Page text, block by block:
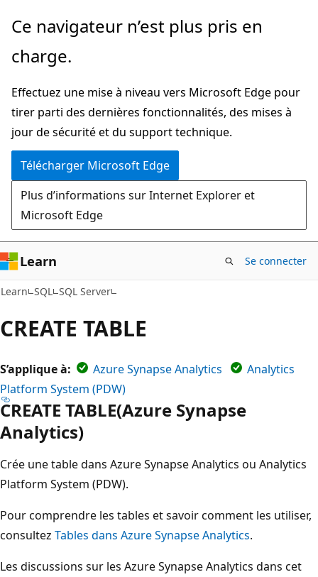
Passer
directement
au
principal
Ce navigateur n’est plus pris en
charge.
Effectuez une mise à niveau vers Microsoft Edge pour
tirer parti des dernières fonctionnalités, des mises à
jour de sécurité et du support technique.
Télécharger Microsoft Edge
Plus d’informations sur Internet Explorer et
Microsoft Edge
Learn Se connecter
Learn SQL SQL Server
CREATE TABLE
S’applique à: Azure Synapse Analytics
Analytics
Platform System (PDW)
CREATE TABLE(Azure Synapse
Analytics)
Crée une table dans Azure Synapse Analytics ou Analytics
Platform System (PDW).
Pour comprendre les tables et savoir comment les utiliser,
consultez Tables dans Azure Synapse Analytics.
Les discussions sur les Azure Synapse Analytics dans cet